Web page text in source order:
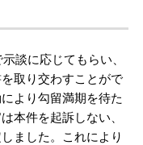
談に応じてもらい、
取り交わすことがで
より勾留満期を待た
本件を起訴しない、
ました。これにより